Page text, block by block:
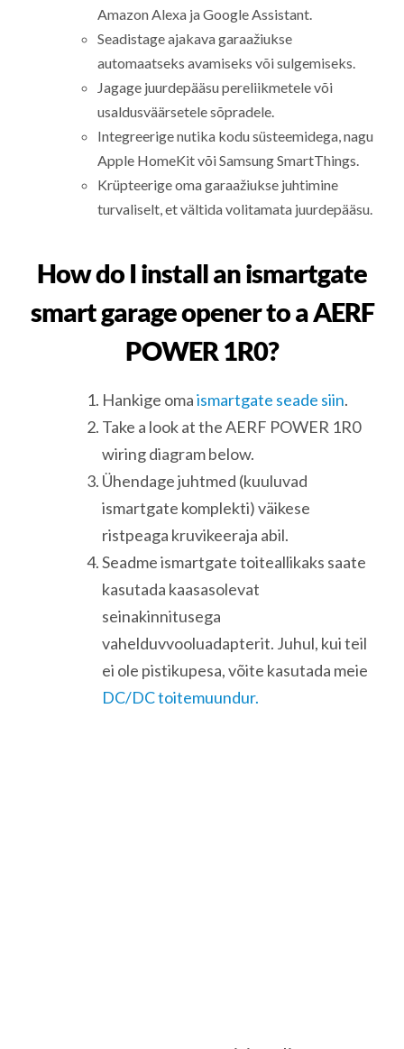
Amazon Alexa ja Google Assistant.
Seadistage ajakava garaažiukse
automaatseks avamiseks või sulgemiseks.
Jagage juurdepääsu pereliikmetele või
usaldusväärsetele sõpradele.
Integreerige nutika kodu süsteemidega, nagu
Apple HomeKit või Samsung SmartThings.
Krüpteerige oma garaažiukse juhtimine
turvaliselt, et vältida volitamata juurdepääsu.
How do I install an ismartgate
smart garage opener to a AERF
POWER 1R0?
Hankige omaismartgate seade siin.
Take a look at the AERF POWER 1R0
wiring diagram below.
Ühendage juhtmed (kuuluvad
ismartgate komplekti) väikese
ristpeaga kruvikeeraja abil.
Seadme ismartgate toiteallikaks saate
kasutada kaasasolevat
seinakinnitusega
vahelduvvooluadapterit. Juhul, kui teil
ei ole pistikupesa, võite kasutada meie
DC/DC toitemuundur.